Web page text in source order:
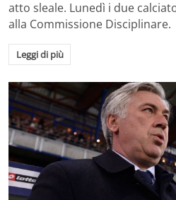
atto sleale. Lunedì i due
alla Commissione Disciplinare.
Leggi di più